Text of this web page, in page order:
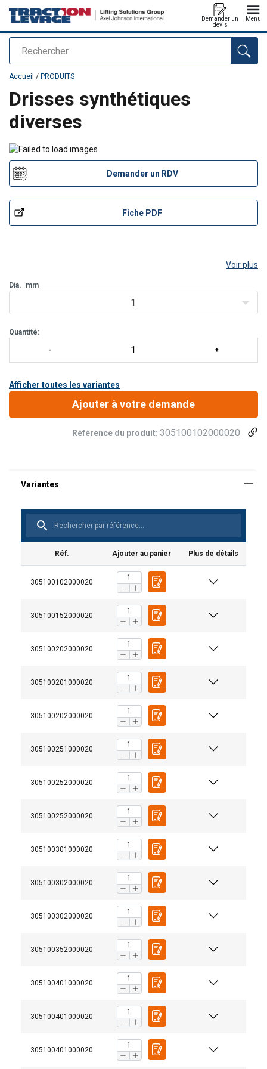
Rechercher
Demander un
devis
Menu
Ajouté au panier
Accueil / PRODUITS
Drisses synthétiques
diverses
Demander un RDV
Fiche PDF
Voir plus
Dia. mm
1
Quantité:
Afficher toutes les variantes
Ajouter à votre demande
Référence du produit: 305100102000020
Réf. Ajouter au panier Plus de détails
305100102000020
305100152000020
305100202000020
305100201000020
305100202000020
305100251000020
305100252000020
305100252000020
305100301000020
305100302000020
305100302000020
305100352000020
305100401000020
305100401000020
305100401000020